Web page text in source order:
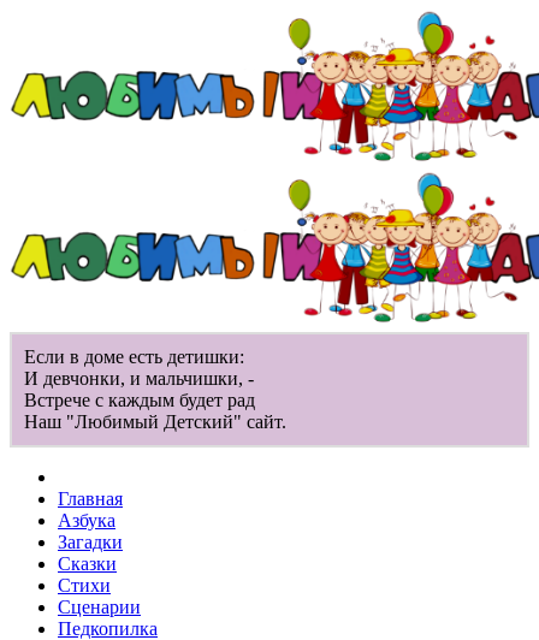
Если в доме есть детишки:
И девчонки, и мальчишки, -
Встрече с каждым будет рад
Наш "Любимый Детский" сайт.
Главная
Азбука
Загадки
Сказки
Стихи
Сценарии
Педкопилка